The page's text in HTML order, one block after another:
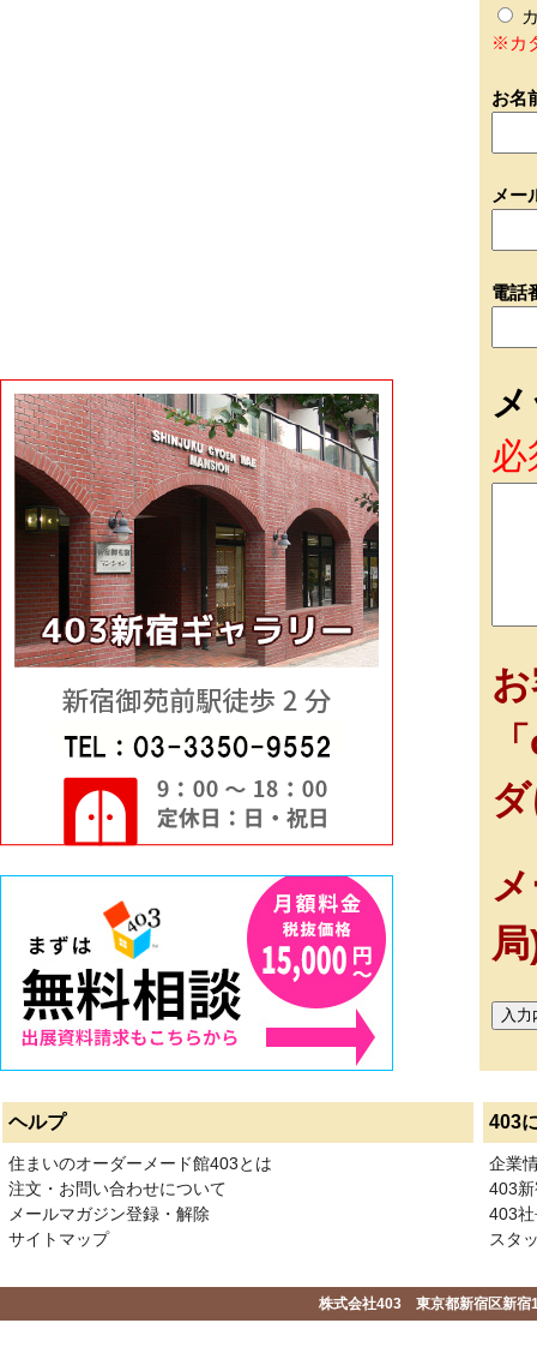
※カ
お名
メー
電話
必
ヘルプ 403
住まいのオーダーメード館403とは
注文・お問い合わせについて
メールマガジン登録・解除
サイトマップ
企業
403
403
スタ
株式会社403 東京都新宿区新